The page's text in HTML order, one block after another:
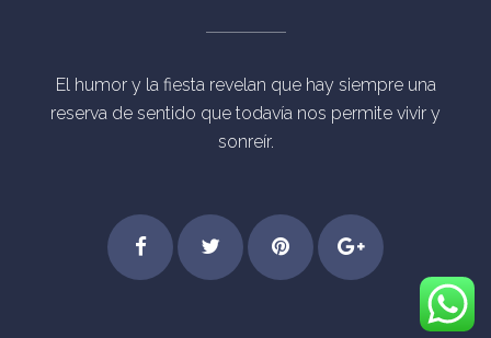
El humor y la fiesta revelan que hay siempre una
reserva de sentido que todavía nos permite vivir y
sonreír.